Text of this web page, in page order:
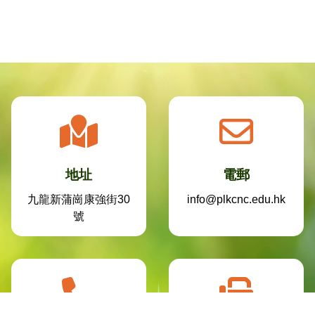
地址
九龍新蒲崗康強街30
號
電郵
info@plkcnc.edu.hk